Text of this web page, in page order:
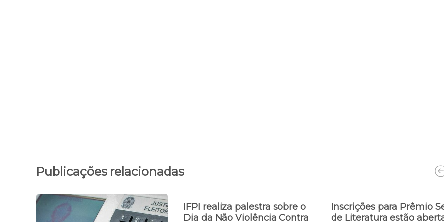
Publicações relacionadas
IFPI realiza palestra sobre o
Dia da Não Violência Contra
Inscrições para Prêmio
de Literatura estão